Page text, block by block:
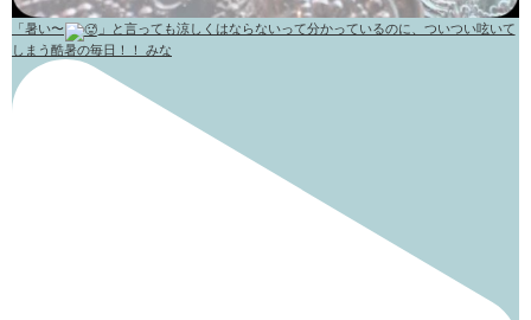
「暑い〜
」と言っても涼しくはならないって分かっているのに、ついつい呟いて
しまう酷暑の毎日！！ みな